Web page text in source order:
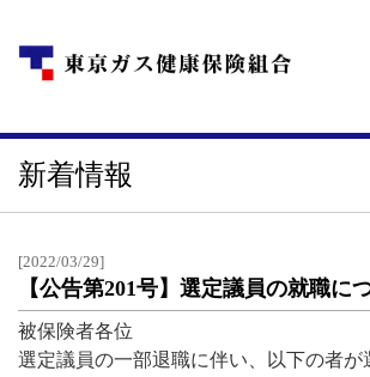
新着情報
[2022/03/29]
【公告第201号】選定議員の就職に
被保険者各位
選定議員の一部退職に伴い、以下の者が